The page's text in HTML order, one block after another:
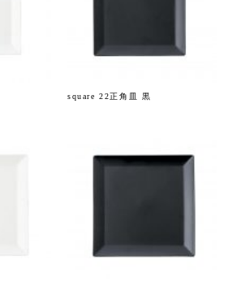
square 22正角皿 黒